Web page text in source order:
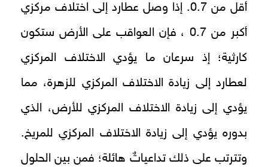
أقل من 0.7. إذا وصل عطارد إلى اختلاف مركزي
أكبر من 0.7 ، فإن العواقب على الأرض ستكون
كارثية؛ إذ سرعان ما يؤدي الاختلاف المركزي
لعطارد إلى زيادة الاختلاف المركزي للزهرة، مما
يؤدي إلى زيادة الاختلاف المركزي للأرض، الذي
بدوره يؤدي إلى زيادة الاختلاف المركزي للمريخ.
وتترتب على ذلك تداعياتٌ هائلة؛ فمن بين الحلول